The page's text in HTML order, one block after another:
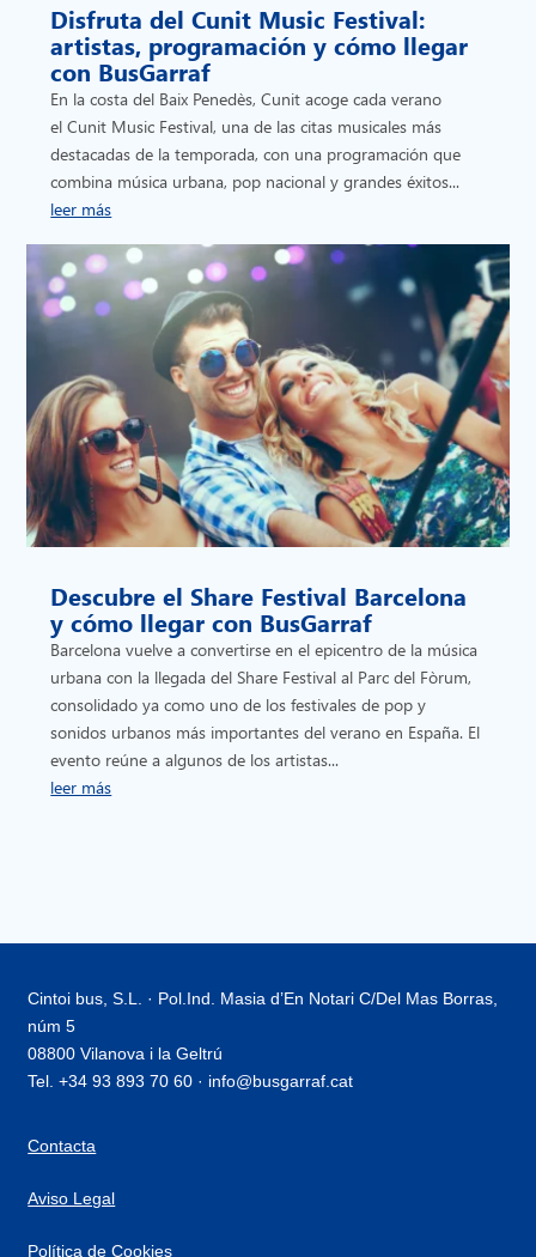
Disfruta del Cunit Music Festival:
artistas, programación y cómo llegar
con BusGarraf
En la costa del Baix Penedès, Cunit acoge cada verano
el Cunit Music Festival, una de las citas musicales más
destacadas de la temporada, con una programación que
combina música urbana, pop nacional y grandes éxitos...
leer más
Descubre el Share Festival Barcelona
y cómo llegar con BusGarraf
Barcelona vuelve a convertirse en el epicentro de la música
urbana con la llegada del Share Festival al Parc del Fòrum,
consolidado ya como uno de los festivales de pop y
sonidos urbanos más importantes del verano en España. El
evento reúne a algunos de los artistas...
leer más
Cintoi bus, S.L. · Pol.Ind. Masia d’En Notari C/Del Mas Borras,
núm 5
08800 Vilanova i la Geltrú
Tel. +34 93 893 70 60 · info@busgarraf.cat
Contacta
Aviso Legal
Política de Cookies